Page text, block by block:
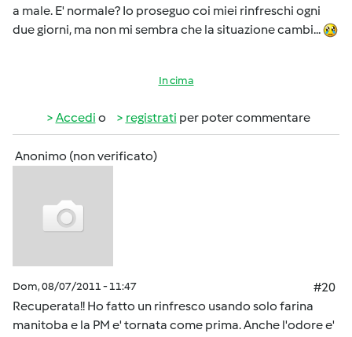
a male. E' normale? Io proseguo coi miei rinfreschi ogni
due giorni, ma non mi sembra che la situazione cambi...
In cima
Accedi o registrati per poter commentare
Anonimo (non verificato)
Dom, 08/07/2011 - 11:47
#20
Recuperata!! Ho fatto un rinfresco usando solo farina
manitoba e la PM e' tornata come prima. Anche l'odore e'